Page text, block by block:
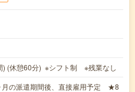
) (休憩60分) ※シフト制 ※残業なし
月の派遣期間後、直接雇用予定 ★8